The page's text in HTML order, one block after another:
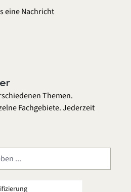
eineNachricht
Themen.
Fachgebiete. Jederzeit